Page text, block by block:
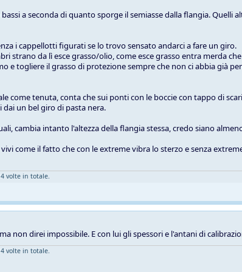
a seconda di quanto sporge il semiasse dalla flangia. Quelli
i cappellotti figurati se lo trovo sensato andarci a fare un giro.
strano da lì esce grasso/olio, come esce grasso entra merda
e togliere il grasso di protezione sempre che non ci abbia già
tenuta, conta che sui ponti con le boccie con tappo di
un bel giro di pasta nera.
cambia intanto l'altezza della flangia stessa, credo siano
come il fatto che con le extreme vibra lo sterzo e senza
volte in totale.
non direi impossibile. E con lui gli spessori e l'antani di
volte in totale.